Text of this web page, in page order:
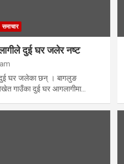
समाचार
दुई घर जलेर नष्ट
दुई घर जलेका छन् । बागलुङ
गाउँका दुई घर आगलागीमा…